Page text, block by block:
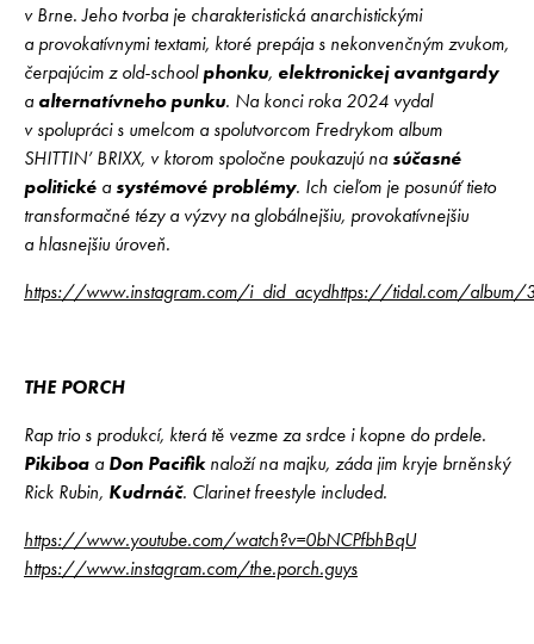
v Brne. Jeho tvorba je charakteristická anarchistickými
a provokatívnymi textami, ktoré prepája s nekonvenčným zvukom,
čerpajúcim z old-schoolphonku, elektronickej avantgardy
aalternatívneho punku. Na konci roka 2024 vydal
v spolupráci s umelcom a spolutvorcom Fredrykom album
SHITTIN’ BRIXX, v ktorom spoločne poukazujú nasúčasné
politické asystémové problémy. Ich cieľom je posunúť tieto
transformačné tézy a výzvy na globálnejšiu, provokatívnejšiu
a hlasnejšiu úroveň.
https://www.instagram.com/i_did_acydhttps://tidal.com/
THE PORCH
Rap trio s produkcí, která tě vezme za srdce i kopne do prdele.
Pikiboa aDon Pacifiknaloží na majku, záda jim kryje brněnský
Rick Rubin, Kudrnáč. Clarinet freestyle included.
https://www.youtube.com/watch?v=0bNCPfbhBqU
https://www.instagram.com/the.porch.guys